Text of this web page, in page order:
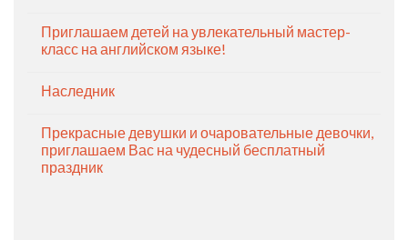
Приглашаем детей на увлекательный мастер-
класс на английском языке!
Наследник
Прекрасные девушки и очаровательные девочки,
приглашаем Вас на чудесный бесплатный
праздник